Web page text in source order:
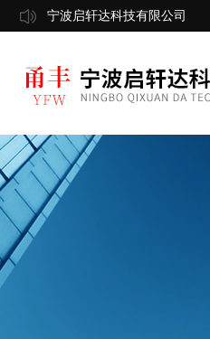
宁波启轩达科技有限公司